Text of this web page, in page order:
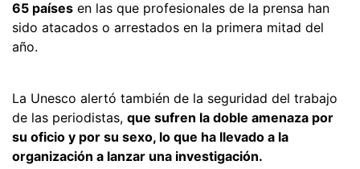
65 países en las que profesionales de la prensa han
sido atacados o arrestados en la primera mitad del
año.
La Unesco alertó también de la seguridad del trabajo
de las periodistas, que sufren la doble amenaza por
su oficio y por su sexo, lo que ha llevado a la
organización a lanzar una investigación.